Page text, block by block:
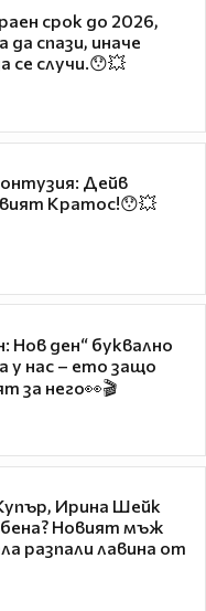
срок до 2026,
спази, иначе
се случи.😯💥
Дейв
Кратос!😯💥
Нов ден“ буквално
у нас – ето защо
за него👀🎬
Ирина Шейк
Новият мъж
разпали лавина от